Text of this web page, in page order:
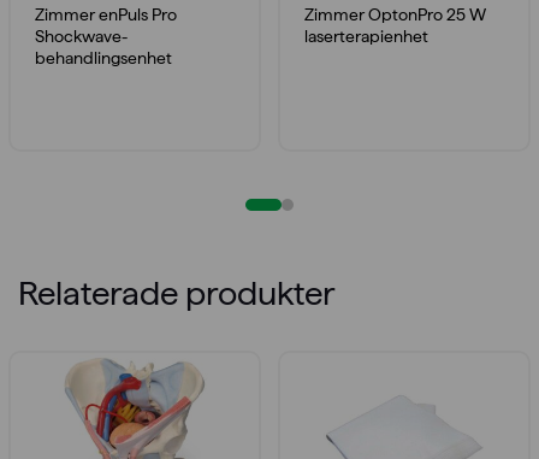
Zimmer enPuls Pro
Shockwave-
behandlingsenhet
Zimmer OptonPro 25 W
laserterapienhet
Relaterade produkter